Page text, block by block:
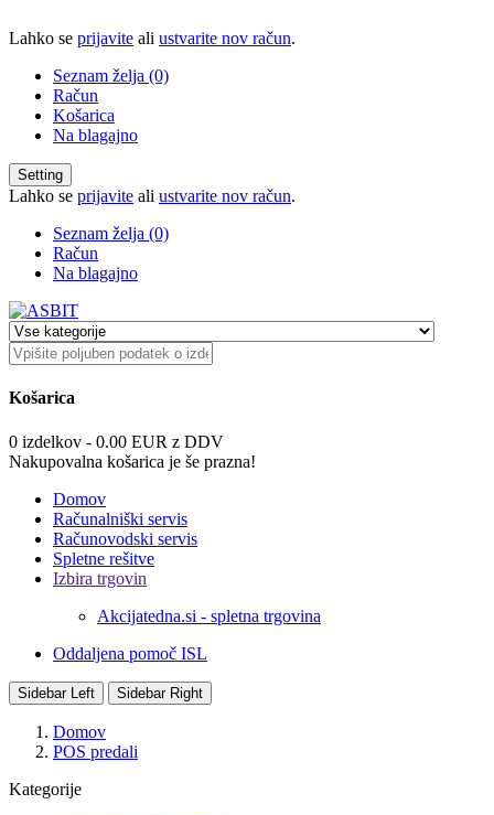
Lahko se prijavite ali ustvarite nov račun.
Seznam želja (0)
Račun
Košarica
Na blagajno
Setting
Lahko se prijavite ali ustvarite nov račun.
Seznam želja (0)
Račun
Na blagajno
Košarica
0 izdelkov - 0.00 EUR z DDV
Nakupovalna košarica je še prazna!
Domov
Računalniški servis
Računovodski servis
Spletne rešitve
Izbira trgovin
Akcijatedna.si - spletna trgovina
Oddaljena pomoč ISL
Sidebar Left Sidebar Right
Domov
POS predali
Kategorije